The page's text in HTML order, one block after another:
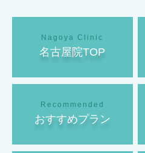
名古屋院TOP
おすすめプラン